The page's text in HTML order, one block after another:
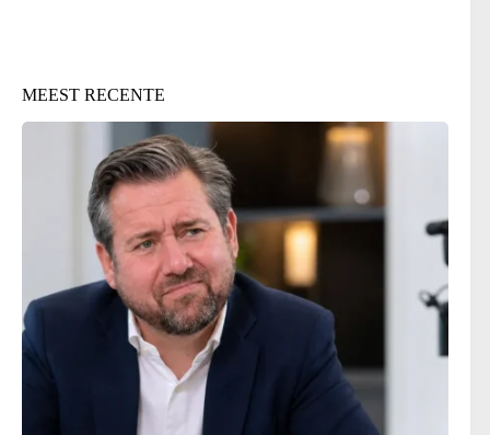
MEEST RECENTE